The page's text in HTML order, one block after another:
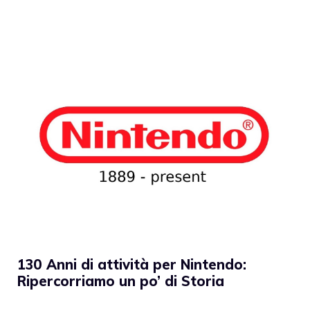
130 Anni di attività per Nintendo:
Ripercorriamo un po’ di Storia